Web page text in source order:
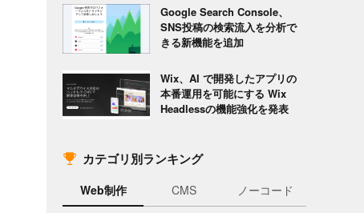
Google Search Console、
SNS投稿の検索流入を分析で
きる新機能を追加
Wix、AI で開発したアプリの
本番運用を可能にする Wix
Headlessの機能強化を発表
カテゴリ別ランキング
Web制作 CMS ノーコード